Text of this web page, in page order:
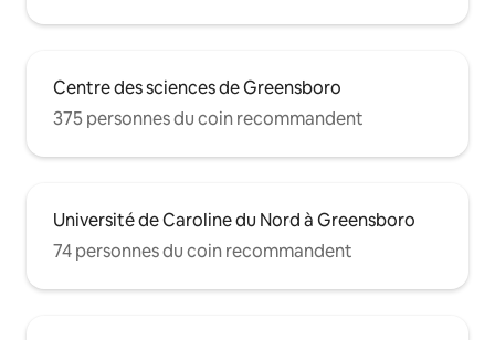
Centre des sciences de Greensboro
375 personnes du coin recommandent
Université de Caroline du Nord à Greensboro
74 personnes du coin recommandent